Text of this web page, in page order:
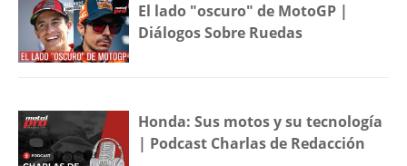
El lado "oscuro" de MotoGP |
Diálogos Sobre Ruedas
Honda: Sus motos y su tecnología
| Podcast Charlas de Redacción